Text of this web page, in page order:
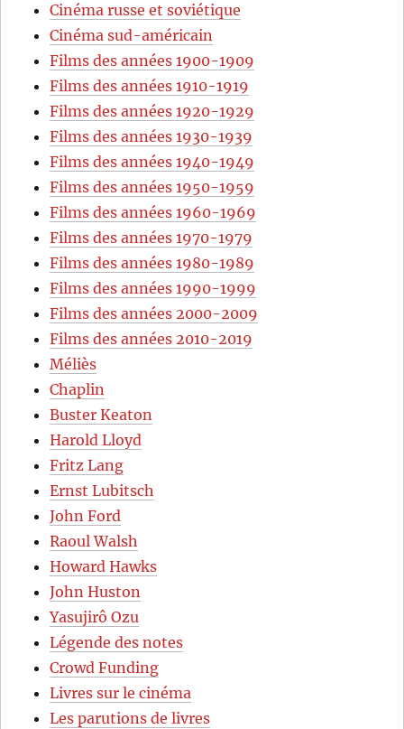
Cinéma russe et soviétique
Cinéma sud-américain
Films des années 1900-1909
Films des années 1910-1919
Films des années 1920-1929
Films des années 1930-1939
Films des années 1940-1949
Films des années 1950-1959
Films des années 1960-1969
Films des années 1970-1979
Films des années 1980-1989
Films des années 1990-1999
Films des années 2000-2009
Films des années 2010-2019
Méliès
Chaplin
Buster Keaton
Harold Lloyd
Fritz Lang
Ernst Lubitsch
John Ford
Raoul Walsh
Howard Hawks
John Huston
Yasujirô Ozu
Légende des notes
Crowd Funding
Livres sur le cinéma
Les parutions de livres